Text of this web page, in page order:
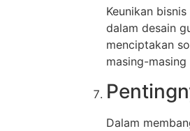
Keunikan
dalam desain
menciptakan
masing-masing
Dalam